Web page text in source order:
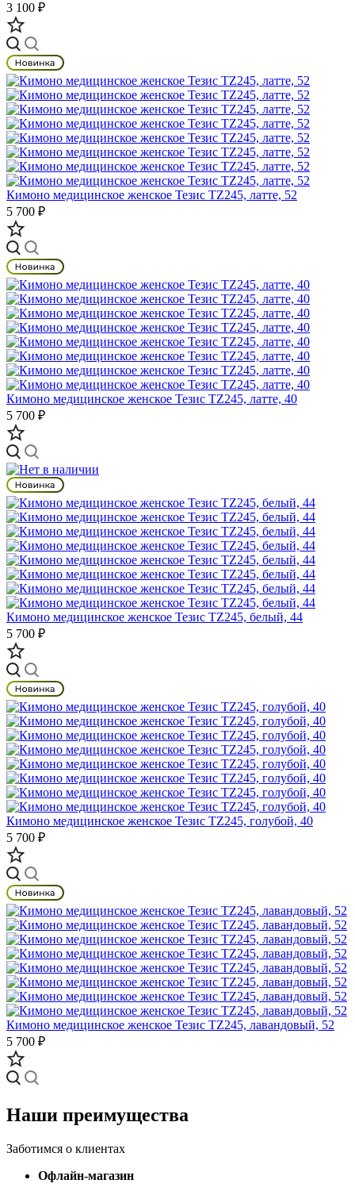
3 100 ₽
Кимоно медицинское женское Тезис TZ245, латте, 52
5 700 ₽
Кимоно медицинское женское Тезис TZ245, латте, 40
5 700 ₽
Кимоно медицинское женское Тезис TZ245, белый, 44
5 700 ₽
Кимоно медицинское женское Тезис TZ245, голубой, 40
5 700 ₽
Кимоно медицинское женское Тезис TZ245, лавандовый, 52
5 700 ₽
Наши преимущества
Заботимся о клиентах
Офлайн-магазин